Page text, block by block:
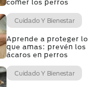
comer los perros
Cuidado Y Bienestar
Aprende a proteger lo
que amas: prevén los
ácaros en perros
Cuidado Y Bienestar